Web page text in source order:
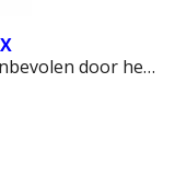
Microkristallijne renaissance wax Aanbevolen door het Brittish Museum!